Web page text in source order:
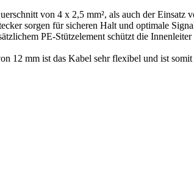
von 4 x 2,5 mm², als auch der
sorgen für sicheren Halt und optimale
PE-Stützelement schützt die
12 mm ist das Kabel sehr flexibel und ist